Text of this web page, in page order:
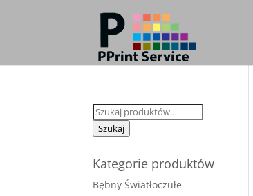
Szukaj:
Szukaj
Kategorie produktów
Bębny Światłoczułe